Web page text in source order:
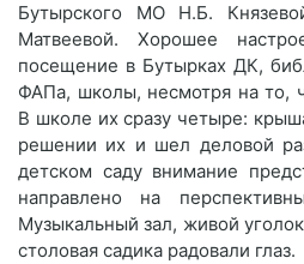
Бутырского МО Н.Б.
Матвеевой. Хорошее
посещение в Бутырках ДК,
ФАПа, школы, несмотря на то,
В школе их сразу четыре:
решении их и шел деловой
детском саду внимание
направлено на
Музыкальный зал, живой
столовая садика радовали глаз.